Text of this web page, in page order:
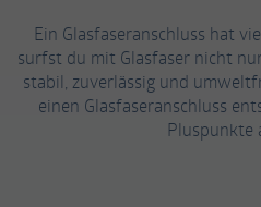
Ein Glasfaseranschluss hat
surfst du mit Glasfaser nicht
stabil, zuverlässig und
einen Glasfaseranschluss
Pluspunkte
Anbieter Facebook
Laufzeit 3 Monate
Cookie von